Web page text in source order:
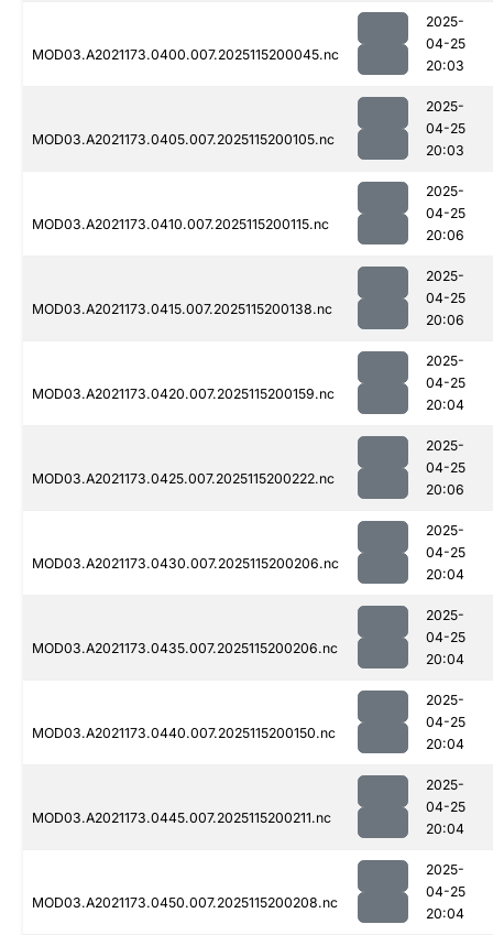
MOD03.A2021173.0400.007.2025115200045.nc
2025-
04-25
20:03
MOD03.A2021173.0405.007.2025115200105.nc
2025-
04-25
20:03
MOD03.A2021173.0410.007.2025115200115.nc
2025-
04-25
20:06
MOD03.A2021173.0415.007.2025115200138.nc
2025-
04-25
20:06
MOD03.A2021173.0420.007.2025115200159.nc
2025-
04-25
20:04
MOD03.A2021173.0425.007.2025115200222.nc
2025-
04-25
20:06
MOD03.A2021173.0430.007.2025115200206.nc
2025-
04-25
20:04
MOD03.A2021173.0435.007.2025115200206.nc
2025-
04-25
20:04
MOD03.A2021173.0440.007.2025115200150.nc
2025-
04-25
20:04
MOD03.A2021173.0445.007.2025115200211.nc
2025-
04-25
20:04
MOD03.A2021173.0450.007.2025115200208.nc
2025-
04-25
20:04